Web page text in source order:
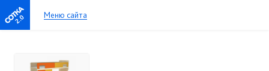
2.0 Меню сайта